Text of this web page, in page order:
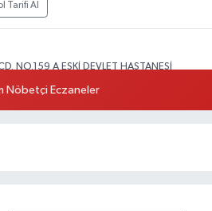
Tarifi Al
NO.159 A ESKİ DEVLET HASTANESİ
Nöbetçi Eczaneler